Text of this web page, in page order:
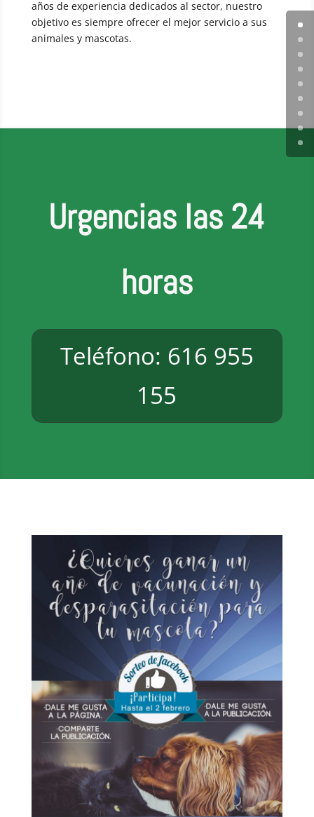
años de experiencia dedicados al sector, nuestro
objetivo es siempre ofrecer el mejor servicio a sus
animales y mascotas.
Urgencias las 24
horas
Teléfono: 616 955
155